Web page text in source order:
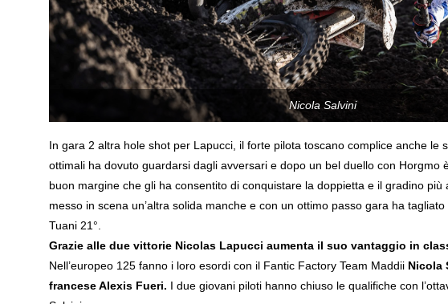
Nicola Salvini
In gara 2 altra hole shot per Lapucci, il forte pilota toscano complice anche le
ottimali ha dovuto guardarsi dagli avversari e dopo un bel duello con Horgmo
buon margine che gli ha consentito di conquistare la doppietta e il gradino più
messo in scena un’altra solida manche e con un ottimo passo gara ha
Tuani 21°.
Grazie alle due vittorie Nicolas Lapucci aumenta il suo vantaggio in
Nell’europeo 125 fanno i loro esordi con il Fantic Factory Team Maddii Nicola
francese Alexis Fueri. I due giovani piloti hanno chiuso le qualifiche con